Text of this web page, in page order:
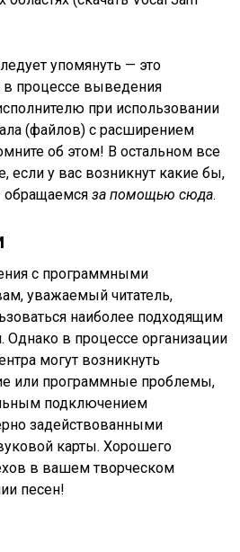
упомянуть — это
процессе выведения
при использовании
(файлов) с расширением
об этом! В остальном все
если у вас возникнут какие бы,
обращаемсяза помощью сюда.
с программными
уважаемый читатель,
наиболее подходящим
в процессе организации
могут возникнуть
или программные проблемы,
подключением
задействованными
карты. Хорошего
в вашем творческом
песен!